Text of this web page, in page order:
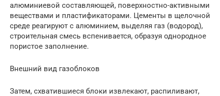
алюминиевой составляющей, поверхностно-активными
веществами и пластификаторами. Цементы в щелочной
среде реагируют с алюминием, выделяя газ (водород),
строительная смесь вспенивается, образуя однородное
пористое заполнение.
Внешний вид газоблоков
Затем, схватившиеся блоки извлекают, распиливают,